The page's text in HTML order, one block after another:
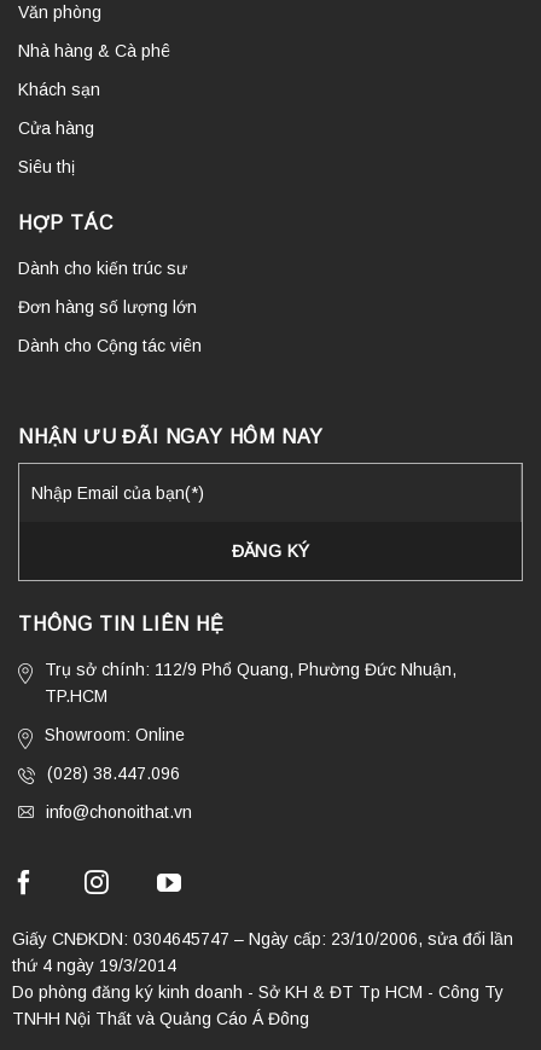
Văn phòng
Nhà hàng & Cà phê
Khách sạn
Cửa hàng
Siêu thị
HỢP TÁC
Dành cho kiến trúc sư
Đơn hàng số lượng lớn
Dành cho Cộng tác viên
NHẬN ƯU ĐÃI NGAY HÔM NAY
THÔNG TIN LIÊN HỆ
Trụ sở chính: 112/9 Phổ Quang, Phường Đức Nhuận,
TP.HCM
Showroom: Online
(028) 38.447.096
info@chonoithat.vn
Giấy CNĐKDN: 0304645747 – Ngày cấp: 23/10/2006, sửa đổi lần
thứ 4 ngày 19/3/2014
Do phòng đăng ký kinh doanh - Sở KH & ĐT Tp HCM - Công Ty
TNHH Nội Thất và Quảng Cáo Á Đông